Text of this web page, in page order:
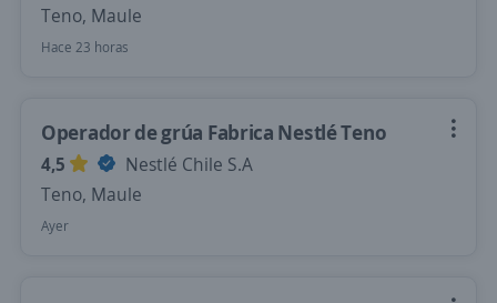
Teno, Maule
Hace 23 horas
Operador de grúa Fabrica Nestlé Teno
4,5
Nestlé Chile S.A
Teno, Maule
Ayer